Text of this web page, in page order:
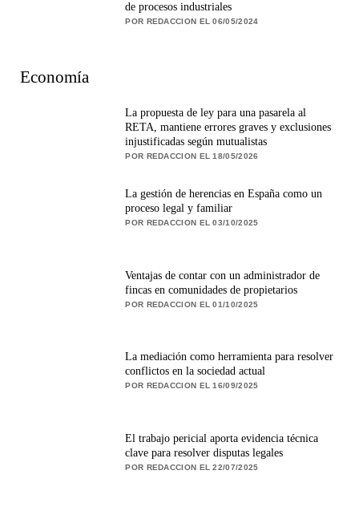
de procesos industriales
POR REDACCION EL 06/05/2024
Economía
La propuesta de ley para una pasarela al
RETA, mantiene errores graves y exclusiones
injustificadas según mutualistas
POR REDACCION EL 18/05/2026
La gestión de herencias en España como un
proceso legal y familiar
POR REDACCION EL 03/10/2025
Ventajas de contar con un administrador de
fincas en comunidades de propietarios
POR REDACCION EL 01/10/2025
La mediación como herramienta para resolver
conflictos en la sociedad actual
POR REDACCION EL 16/09/2025
El trabajo pericial aporta evidencia técnica
clave para resolver disputas legales
POR REDACCION EL 22/07/2025